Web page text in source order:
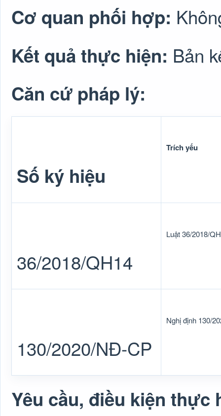
Cơ quan phối hợp:
Kết quả thực hiện: Bản
Căn cứ pháp lý:
Số ký hiệu
Trích yếu
36/2018/QH14
Luật 36/2018/
130/2020/NĐ-CP
Nghị định 130/
Yêu cầu, điều kiện thực